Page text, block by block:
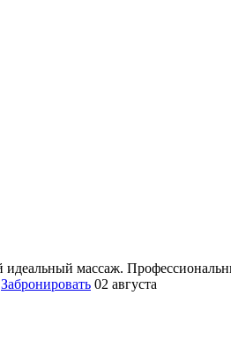
идеальный массаж.
Забронировать 02 августа